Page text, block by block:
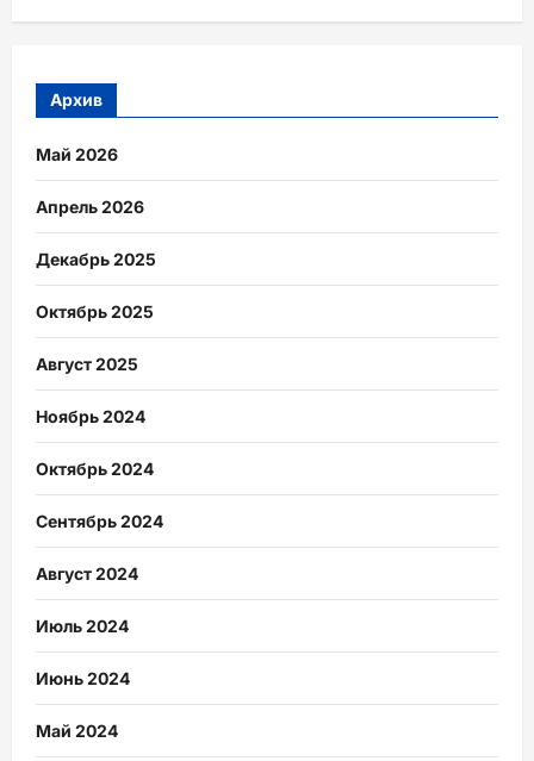
Архив
Май 2026
Апрель 2026
Декабрь 2025
Октябрь 2025
Август 2025
Ноябрь 2024
Октябрь 2024
Сентябрь 2024
Август 2024
Июль 2024
Июнь 2024
Май 2024